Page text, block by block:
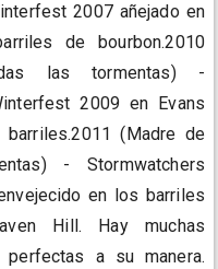
2007 añejado en
de bourbon.2010
las tormentas) -
2009 en Evans
barriles.2011 (Madre de
- Stormwatchers
en los barriles
Hill. Hay muchas
perfectas a su manera.